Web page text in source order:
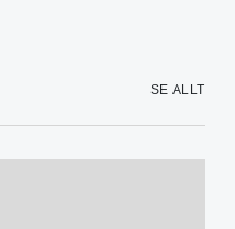
SE ALLT